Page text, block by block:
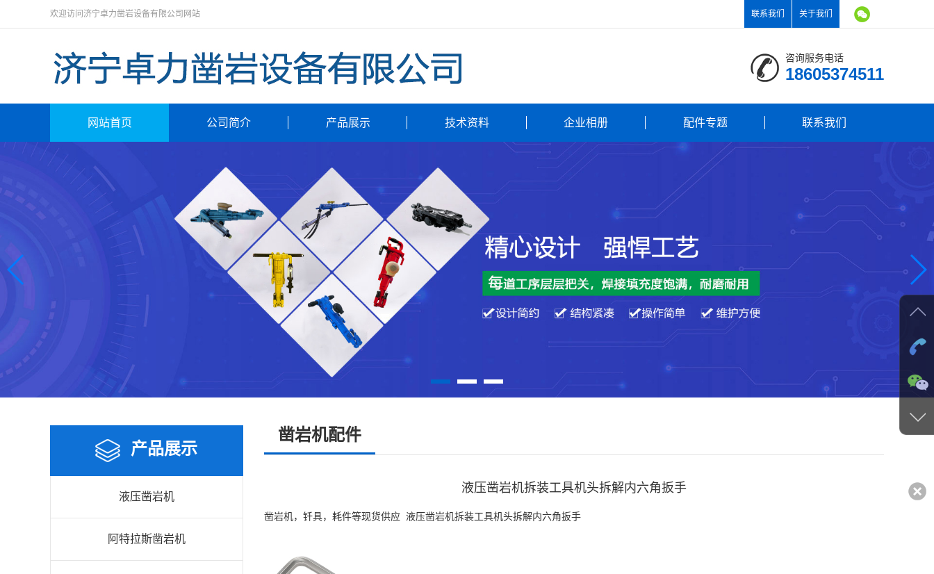
欢迎访问济宁卓力凿岩设备有限公司网站 联系我们 关于我们
咨询服务电话
18605374511
网站首页 公司简介 产品展示 技术资料 企业相册 配件专题 联系我们
产品展示
液压凿岩机
阿特拉斯凿岩机
凿岩机配件
液压凿岩机拆装工具机头拆解内六角扳手
凿岩机，钎具，耗件等现货供应 液压凿岩机拆装工具机头拆解内六角扳手